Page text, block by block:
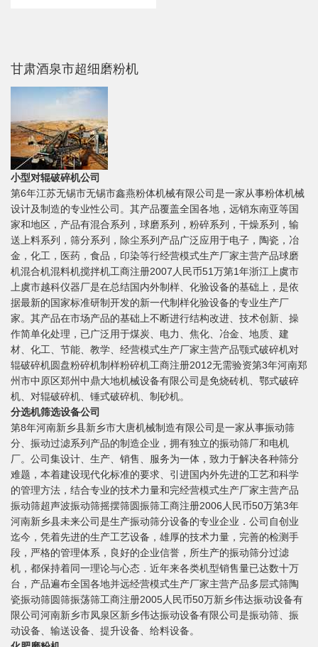
甘肃酒泉市超细磨粉机
小型对辊破碎机公司
第6年江苏无锡市无锡市鑫燕粉体机械有限公司是一家从事粉体机械
设计及制造的专业性公司。其产品覆盖全国各地，远销东南亚等国
家和地区，产品有混合系列，球磨系列，粉碎系列，干燥系列，输
送上料系列，筛分系列，除尘系列产品广泛应用于电子，陶瓷，冶
金，化工，医药，食品，印染等行经营模式生产厂家主营产品球磨
机混合机混料机搅拌机工商注册2007人民币51万第1年浙江上虞市
上虞市越科仪器厂是在总结国内外制样、化验设备的基础上，是依
据最新的国家标准研制开发的新一代制样化验设备的专业生产厂
家。其产品在市场产品的基础上不断进行结构改进、技术创新、操
作简单化处理，已广泛用于煤炭、电力、焦化、冶金、地质、建
材、化工、节能、教学、经营模式生产厂家主营产品颚式破碎机对
辊破碎机圆盘粉碎机制样粉碎机工商注册2012无需验资第3年河南郑
州市中原区郑州中鼎大地机械设备有限公司是免烧砖机、鄂式破碎
机、对辊破碎机、锤式破碎机、制砂机。
分选机筛选设备公司
第8年河南新乡县新乡市大唐机械制造有限公司是一家从事振动筛
分、振动过滤系列产品的制造企业，拥有独立的振动筛厂和电机
厂。公司集设计、生产、销售、服务为一体，致力于解决各种筛分
难题，本着建设现代化标准的要求、引进国内外先进的工艺和科学
的管理方法，结合专业的技术力量和完经营模式生产厂家主营产品
振动筛超声波振动筛摇摆筛圆振筛工商注册2006人民币50万第3年
河南新乡县未来公司是生产振动筛分设备的专业企业．公司自创业
迄今，凭着先进的生产工艺设备，雄厚的技术力量，完善的检测手
段，严格的管理体系，良好的企业信誉，所生产的振动筛分过滤
机，都保持着同一理论与心态．近年来各类机型销售量已达数十万
台，产品遍布全国各地并远经营模式生产厂家主营产品多层式筛陶
瓷振动筛圆筛振荡筛工商注册2005人民币50万新乡伟达振动设备有
限公司河南新乡市凤泉区新乡伟达振动设备有限公司是振动筛、振
动设备、输送设备、提升设备、给料设备。